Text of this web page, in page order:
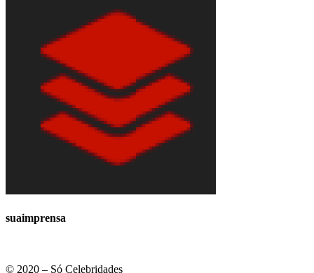
suaimprensa
© 2020 – Só Celebridades